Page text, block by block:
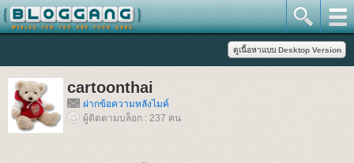
cartoonthai
ฝากข้อความหลังไมค์
ผู้ติดตามบล็อก : 237 คน